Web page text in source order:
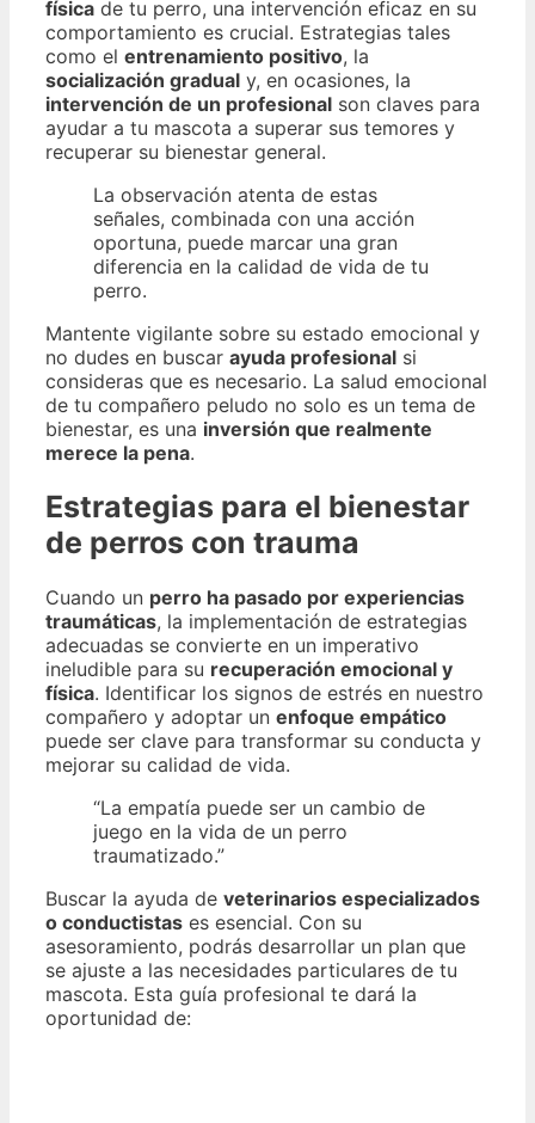
física de tu perro, una intervención eficaz en su
comportamiento es crucial. Estrategias tales
como el entrenamiento positivo, la
socialización gradual y, en ocasiones, la
intervención de un profesional son claves para
ayudar a tu mascota a superar sus temores y
recuperar su bienestar general.
La observación atenta de estas
señales, combinada con una acción
oportuna, puede marcar una gran
diferencia en la calidad de vida de tu
perro.
Mantente vigilante sobre su estado emocional y
no dudes en buscar ayuda profesional si
consideras que es necesario. La salud emocional
de tu compañero peludo no solo es un tema de
bienestar, es una inversión que realmente
merece la pena.
Estrategias para el bienestar
de perros con trauma
Cuando un perro ha pasado por experiencias
traumáticas, la implementación de estrategias
adecuadas se convierte en un imperativo
ineludible para su recuperación emocional y
física. Identificar los signos de estrés en nuestro
compañero y adoptar un enfoque empático
puede ser clave para transformar su conducta y
mejorar su calidad de vida.
“La empatía puede ser un cambio de
juego en la vida de un perro
traumatizado.”
Buscar la ayuda de veterinarios especializados
o conductistas es esencial. Con su
asesoramiento, podrás desarrollar un plan que
se ajuste a las necesidades particulares de tu
mascota. Esta guía profesional te dará la
oportunidad de: